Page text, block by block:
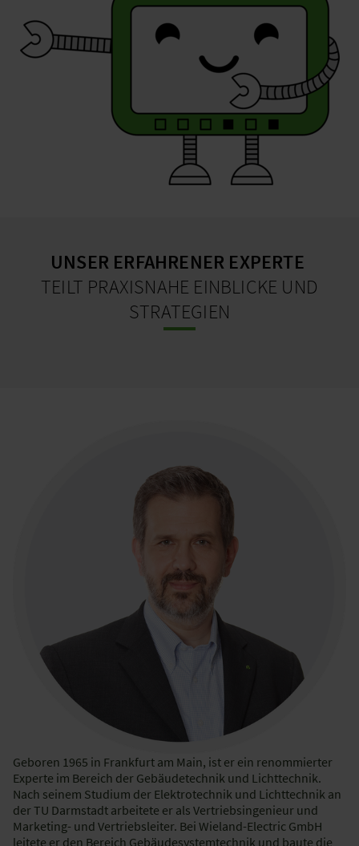
UNSER ERFAHRENER EXPERTE
TEILT PRAXISNAHE EINBLICKE UND
STRATEGIEN
Geboren 1965 in Frankfurt am Main, ist er ein renommierter
Experte im Bereich der Gebäudetechnik und Lichttechnik.
Nach seinem Studium der Elektrotechnik und Lichttechnik an
der TU Darmstadt arbeitete er als Vertriebsingenieur und
Marketing- und Vertriebsleiter. Bei Wieland-Electric GmbH
leitete er den Bereich Gebäudesystemtechnik und baute die